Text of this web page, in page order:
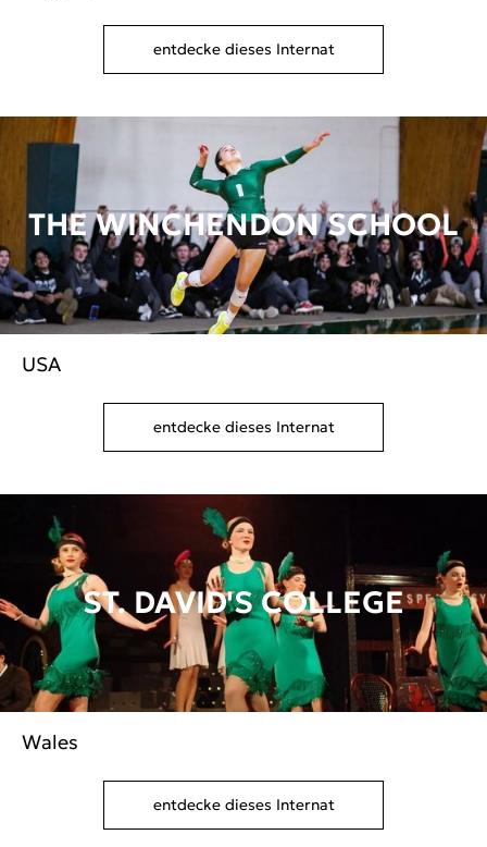
entdecke dieses Internat
THE WINCHENDON SCHOOL
USA
entdecke dieses Internat
ST. DAVID'S COLLEGE
Wales
entdecke dieses Internat